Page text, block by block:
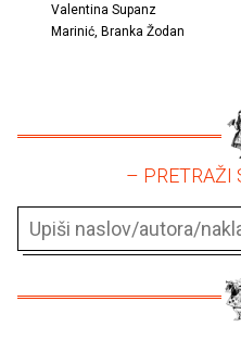
Valentina Supanz
Marinić, Branka Žodan
– PRETRAŽI